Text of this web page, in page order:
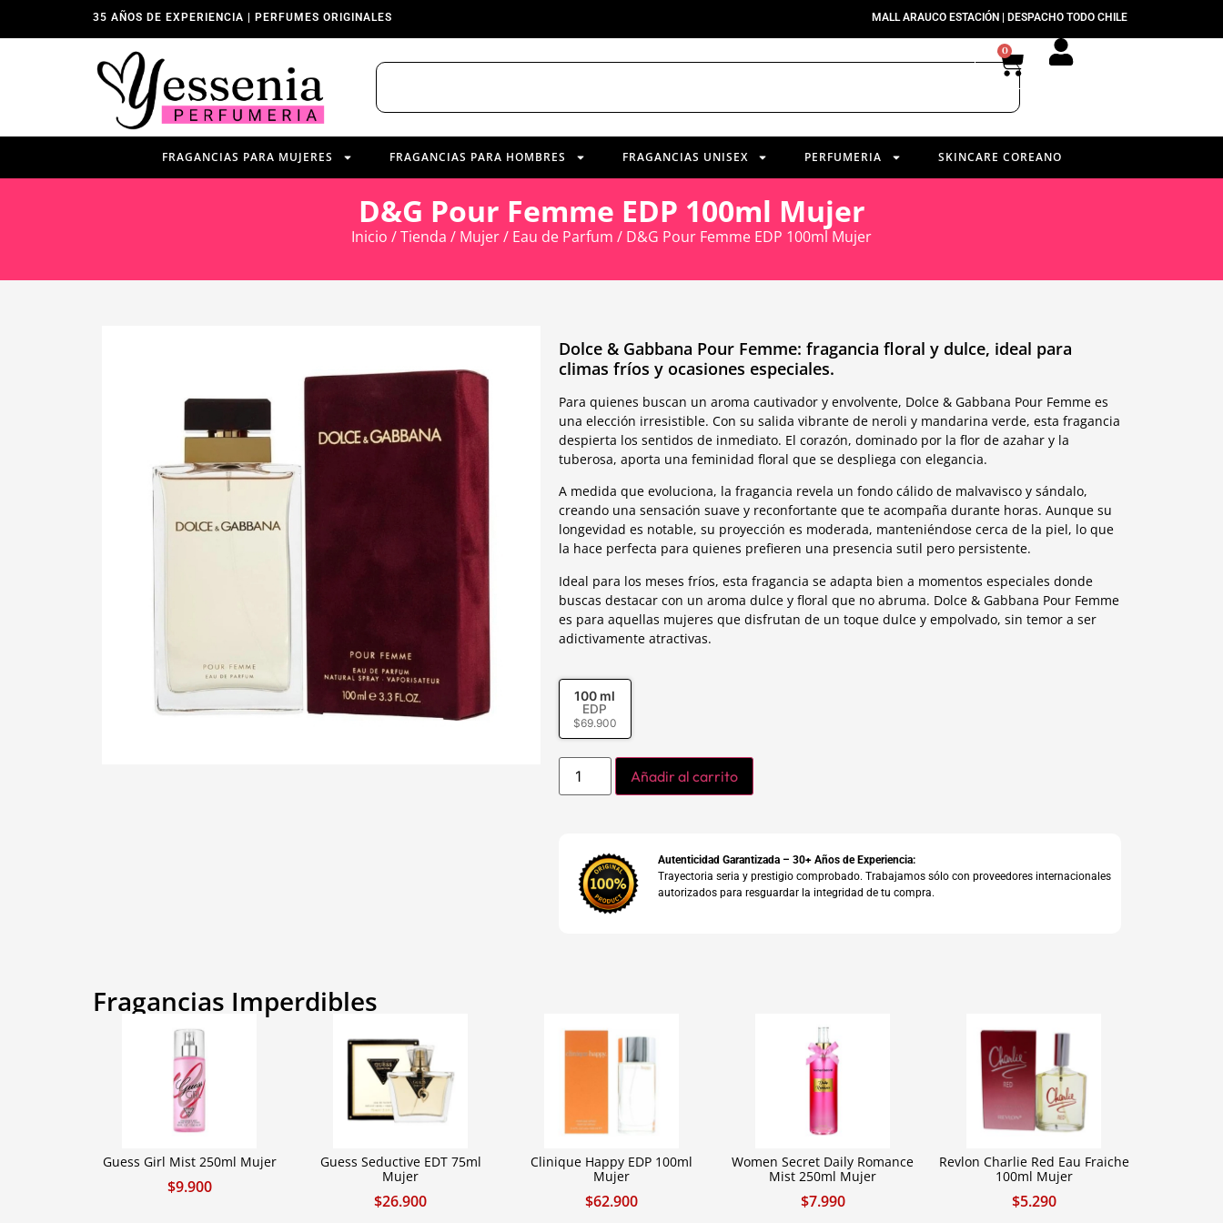
35 AÑOS DE EXPERIENCIA | PERFUMES ORIGINALES MALL ARAUCO ESTACIÓN | DESPACHO TODO CHILE
0
FRAGANCIAS PARA MUJERES FRAGANCIAS PARA HOMBRES FRAGANCIAS UNISEX PERFUMERIA SKINCARE COREANO
D&G Pour Femme EDP 100ml Mujer
Inicio /Tienda / Mujer/ Eau de Parfum / D&G Pour Femme EDP 100ml Mujer
Dolce & Gabbana Pour Femme: fragancia floral y dulce, ideal para
climas fríos y ocasiones especiales.
Para quienes buscan un aroma cautivador y envolvente, Dolce & Gabbana Pour Femme es
una elección irresistible. Con su salida vibrante de neroli y mandarina verde, esta fragancia
despierta los sentidos de inmediato. El corazón, dominado por la flor de azahar y la
tuberosa, aporta una feminidad floral que se despliega con elegancia.
A medida que evoluciona, la fragancia revela un fondo cálido de malvavisco y sándalo,
creando una sensación suave y reconfortante que te acompaña durante horas. Aunque su
longevidad es notable, su proyección es moderada, manteniéndose cerca de la piel, lo que
la hace perfecta para quienes prefieren una presencia sutil pero persistente.
Ideal para los meses fríos, esta fragancia se adapta bien a momentos especiales donde
buscas destacar con un aroma dulce y floral que no abruma. Dolce & Gabbana Pour Femme
es para aquellas mujeres que disfrutan de un toque dulce y empolvado, sin temor a ser
adictivamente atractivas.
100 ml
EDP
$69.900
Añadir al carrito
Autenticidad Garantizada – 30+ Años de Experiencia:
Trayectoria seria y prestigio comprobado. Trabajamos sólo con proveedores internacionales
autorizados para resguardar la integridad de tu compra.
Fragancias Imperdibles
Guess Girl Mist 250ml Mujer
$9.900
Guess Seductive EDT 75ml
Mujer
$26.900
Clinique Happy EDP 100ml
Mujer
$62.900
Women Secret Daily Romance
Mist 250ml Mujer
$7.990
Revlon Charlie Red Eau Fraiche
100ml Mujer
$5.290